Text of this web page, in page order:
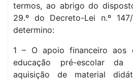
termos, ao abrigo do
29.º do Decreto-Lei n.º
determino:
1 – O apoio financeiro aos
educação pré-escolar da
aquisição de material